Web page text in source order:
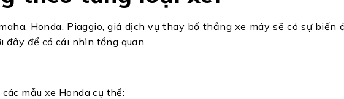
Honda, Piaggio, giá dịch vụ thay bố thắng xe máy sẽ có sự
đây để có cái nhìn tổng quan.
mẫu xe Honda cụ thể: